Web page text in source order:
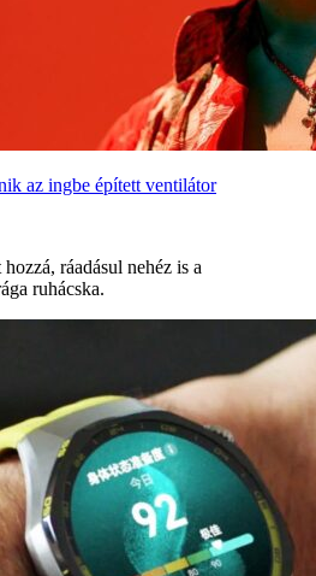
az ingbe épített ventilátor
ráadásul nehéz is a
ruhácska.